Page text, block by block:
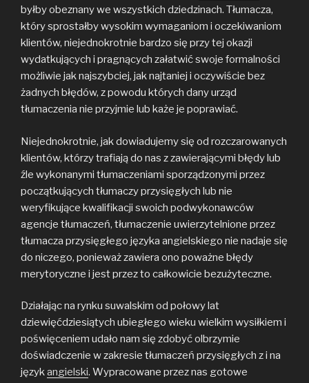
byłby obeznany we wszystkich dziedzinach. Tłumacza,
który sprostałby wysokim wymaganiom i oczekiwaniom
klientów, niejednokrotnie bardzo się przy tej okazji
wydatkujących i pragnących załatwić swoje formalności
możliwie jak najszybciej, jak najtaniej i oczywiście bez
żadnych błędów, z powodu których dany urząd
tłumaczenia nie przyjmie lub każe je poprawiać.
Niejednokrotnie, jak dowiadujemy się od rozczarowanych
klientów, którzy trafiają do nas z zawierającymi błędy lub
źle wykonanymi tłumaczeniami sporządzonymi przez
początkujących tłumaczy przysięgłych lub nie
weryfikujące kwalifikacji swoich podwykonawców
agencje tłumaczeń, tłumaczenie uwierzytelnione przez
tłumacza przysięgłego języka angielskiego nie nadaje się
do niczego, ponieważ zawiera ono poważne błędy
merytoryczne i jest przez to całkowicie bezużyteczne.
Działając na rynku suwalskim od połowy lat
dziewięćdziesiątych ubiegłego wieku wielkim wysiłkiem i
poświęceniem udało nam się zdobyć olbrzymie
doświadczenie w zakresie tłumaczeń przysięgłych z i na
językangielski. Wypracowane przez nas gotowe